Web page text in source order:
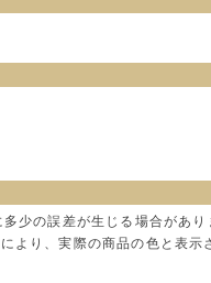
少の誤差が生じる場合があ
より、実際の商品の色と表示